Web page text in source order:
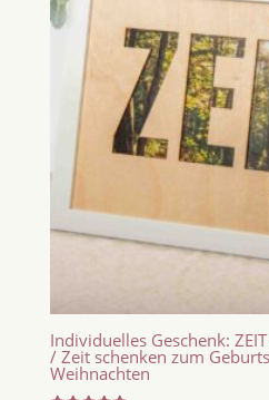
Individuelles Geschenk:
/ Zeit schenken zum
Weihnachten